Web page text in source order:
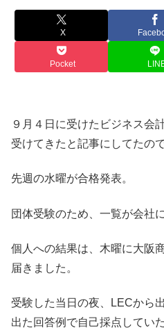
X
Pocket
９月４日に受けたビジネス会
受けてきたと記事にしてたの
先週の水曜が合格発表。
団体受験のため、一覧が会社
個人への結果は、木曜に大阪
届きました。
受験した当日の夜、LECから
出た回答例で自己採点してい